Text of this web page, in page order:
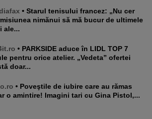
• Starul tenisului francez: „Nu cer
nimănui să mă bucur de ultimele
ale...
• PARKSIDE aduce în LIDL TOP 7
pentru orice atelier. „Vedeta” ofertei
doar...
• Poveştile de iubire care au rămas
o amintire! Imagini tari cu Gina Pistol,...